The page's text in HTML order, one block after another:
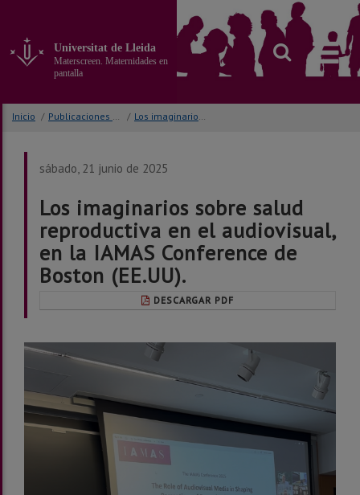
contenido
principal
página
Universitat de Lleida
Materscreen. Maternidades en
pantalla
Inicio / Publicaciones y congresos / Los imaginarios sobre salud reproductiva en el audiovisual, en la IAMAS Conference de Boston (EE.UU).
sábado, 21 junio de 2025
Los imaginarios sobre salud
reproductiva en el audiovisual,
en la IAMAS Conference de
Boston (EE.UU).
DESCARGAR PDF